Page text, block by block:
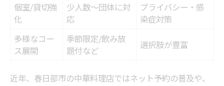
個室/貸切強
化
少人数～団体に対
応
プライバシー・感
染症対策
多様なコー
ス展開
季節限定/飲み放
題付など
選択肢が豊富
近年、春日部市の中華料理店ではネット予約の普及や、